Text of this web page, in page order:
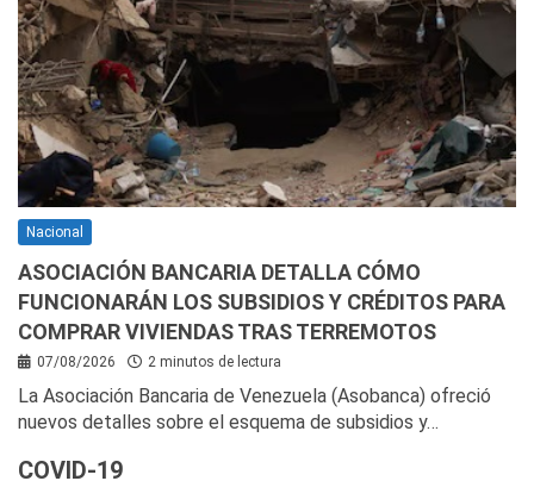
Nacional
ASOCIACIÓN BANCARIA DETALLA CÓMO
FUNCIONARÁN LOS SUBSIDIOS Y CRÉDITOS PARA
COMPRAR VIVIENDAS TRAS TERREMOTOS
07/08/2026 2 minutos de lectura
La Asociación Bancaria de Venezuela (Asobanca) ofreció
nuevos detalles sobre el esquema de subsidios y…
COVID-19